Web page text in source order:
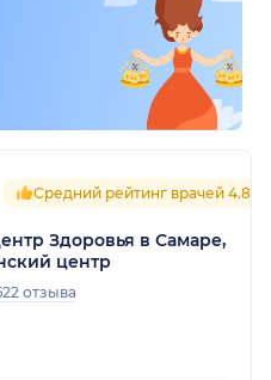
Средний рейтинг врачей 4.8
Здоровья в Самаре,
центр
отзыва